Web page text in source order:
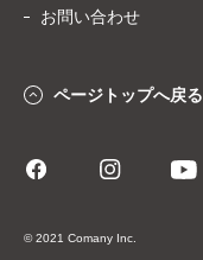
お問い合わせ
ページトップへ戻る
© 2021 Comany Inc.